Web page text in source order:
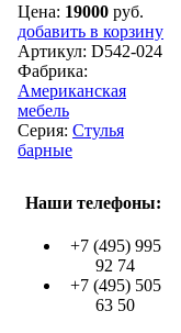
Цена: 19000 руб.
добавить в корзину
Артикул: D542-024
Фабрика:
Американская
мебель
Серия: Стулья
барные
Наши телефоны:
+7 (495) 995
92 74
+7 (495) 505
63 50